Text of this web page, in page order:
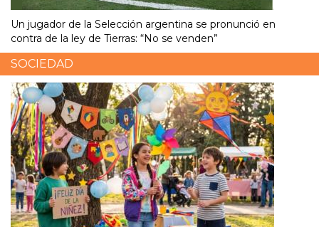
Un jugador de la Selección argentina se pronunció en
contra de la ley de Tierras: “No se venden”
SOCIEDAD